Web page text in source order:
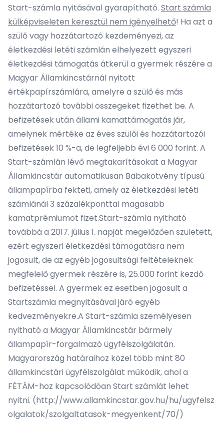
Start-számla nyitásával gyarapítható. Start számla
külképviseleten keresztül nem igényelhető! Ha azt a
szülő vagy hozzátartozó kezdeményezi, az
életkezdési letéti számlán elhelyezett egyszeri
életkezdési támogatás átkerül a gyermek részére a
Magyar Államkincstárnál nyitott
értékpapírszámlára, amelyre a szülő és más
hozzátartozó további összegeket fizethet be. A
befizetések után állami kamattámogatás jár,
amelynek mértéke az éves szülői és hozzátartozói
befizetések 10 %-a, de legfeljebb évi 6 000 forint. A
Start-számlán lévő megtakarításokat a Magyar
Államkincstár automatikusan Babakötvény típusú
állampapírba fekteti, amely az életkezdési letéti
számlánál 3 százalékponttal magasabb
kamatprémiumot fizet.Start-számla nyitható
továbbá a 2017. július 1. napját megelőzően született,
ezért egyszeri életkezdési támogatásra nem
jogosult, de az egyéb jogosultsági feltételeknek
megfelelő gyermek részére is, 25.000 forint kezdő
befizetéssel. A gyermek ez esetben jogosult a
Startszámla megnyitásával járó egyéb
kedvezményekre.A Start-számla személyesen
nyitható a Magyar Államkincstár bármely
állampapír-forgalmazó ügyfélszolgálatán.
Magyarország határaihoz közel több mint 80
államkincstári ügyfélszolgálat működik, ahol a
FÉTÁM-hoz kapcsolódóan Start számlát lehet
nyitni. (http://www.allamkincstar.gov.hu/hu/ugyfelsz
olgalatok/szolgaltatasok-megyenkent/70/)